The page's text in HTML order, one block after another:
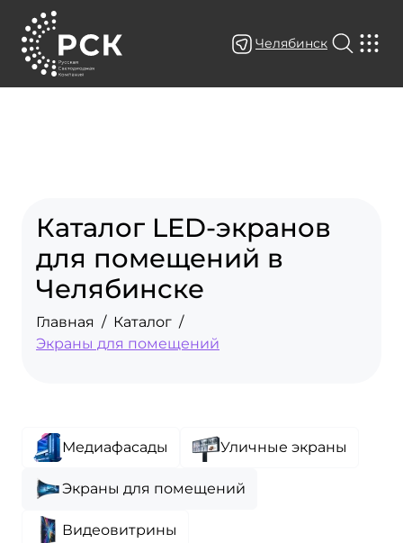
Челябинск
Каталог LED-экранов
для помещений в
Челябинске
Главная
Каталог
Экраны для помещений
Медиафасады Уличные экраны
Экраны для помещений
Видеовитрины